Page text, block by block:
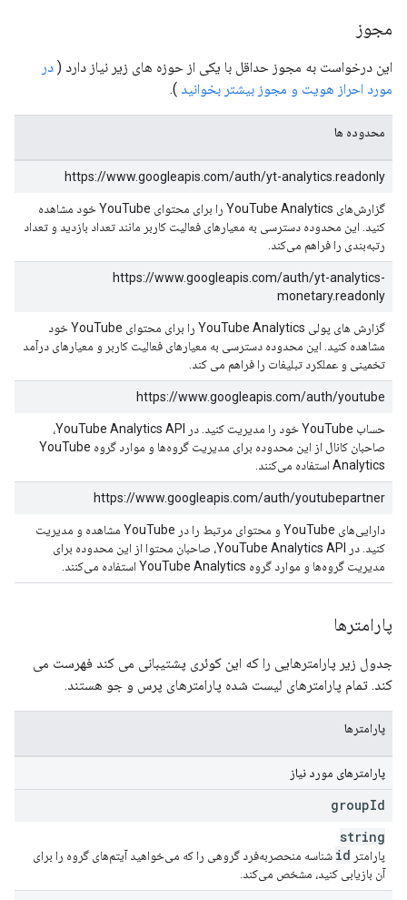
مجوز
این درخواست به مجوز حداقل با یکی از حوزه های زیر نیاز دارد ( در
مورد احراز هویت و مجوز بیشتر بخوانید ).
محدوده ها
https://www.googleapis.com/auth/yt-analytics.readonly
گزارش‌های YouTube Analytics را برای محتوای YouTube خود مشاهده
کنید. این محدوده دسترسی به معیارهای فعالیت کاربر مانند تعداد بازدید و تعداد
رتبه‌بندی را فراهم می‌کند.
https://www.googleapis.com/auth/yt-analytics-
monetary.readonly
گزارش های پولی YouTube Analytics را برای محتوای YouTube خود
مشاهده کنید. این محدوده دسترسی به معیارهای فعالیت کاربر و معیارهای درآمد
تخمینی و عملکرد تبلیغات را فراهم می کند.
https://www.googleapis.com/auth/youtube
حساب YouTube خود را مدیریت کنید. در YouTube Analytics API،
صاحبان کانال از این محدوده برای مدیریت گروه‌ها و موارد گروه YouTube
Analytics استفاده می‌کنند.
https://www.googleapis.com/auth/youtubepartner
دارایی‌های YouTube و محتوای مرتبط را در YouTube مشاهده و مدیریت
کنید. در YouTube Analytics API، صاحبان محتوا از این محدوده برای
مدیریت گروه‌ها و موارد گروه YouTube Analytics استفاده می‌کنند.
پارامترها
جدول زیر پارامترهایی را که این کوئری پشتیبانی می کند فهرست می
کند. تمام پارامترهای لیست شده پارامترهای پرس و جو هستند.
پارامترها
پارامترهای مورد نیاز
groupId
string
پارامتر id شناسه منحصربه‌فرد گروهی را که می‌خواهید آیتم‌های گروه را برای
آن بازیابی کنید، مشخص می‌کند.